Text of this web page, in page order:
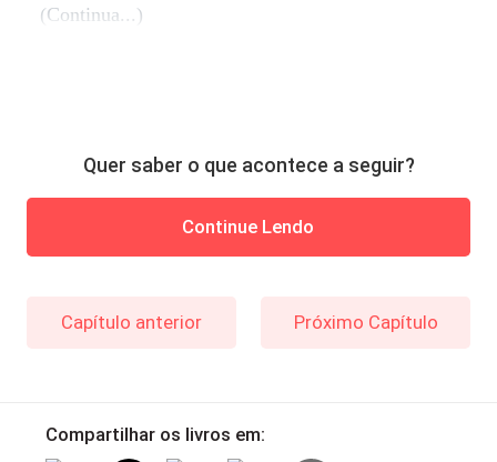
(Continua...)
Quer saber o que acontece a seguir?
Continue Lendo
Capítulo anterior Próximo Capítulo
Compartilhar os livros em: